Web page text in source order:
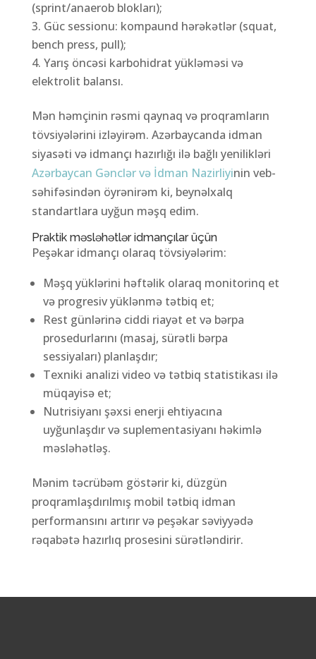
(sprint/anaerob blokları);
Güc sessionu: kompaund hərəkətlər (squat,
bench press, pull);
Yarış öncəsi karbohidrat yükləməsi və
elektrolit balansı.
Mən həmçinin rəsmi qaynaq və proqramların
tövsiyələrini izləyirəm. Azərbaycanda idman
siyasəti və idmançı hazırlığı ilə bağlı yenilikləri
Azərbaycan Gənclər və İdman Nazirliyinin veb-
səhifəsindən öyrənirəm ki, beynəlxalq
standartlara uyğun məşq edim.
Praktik məsləhətlər idmançılar üçün
Peşəkar idmançı olaraq tövsiyələrim:
Məşq yüklərini həftəlik olaraq monitorinq et
və progresiv yüklənmə tətbiq et;
Rest günlərinə ciddi riayət et və bərpa
prosedurlarını (masaj, sürətli bərpa
sessiyaları) planlaşdır;
Texniki analizi video və tətbiq statistikası ilə
müqayisə et;
Nutrisiyanı şəxsi enerji ehtiyacına
uyğunlaşdır və suplementasiyanı həkimlə
məsləhətləş.
Mənim təcrübəm göstərir ki, düzgün
proqramlaşdırılmış mobil tətbiq idman
performansını artırır və peşəkar səviyyədə
rəqabətə hazırlıq prosesini sürətləndirir.